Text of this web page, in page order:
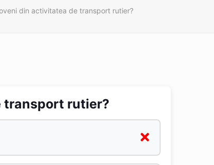
din activitatea de transport rutier?
transport rutier?